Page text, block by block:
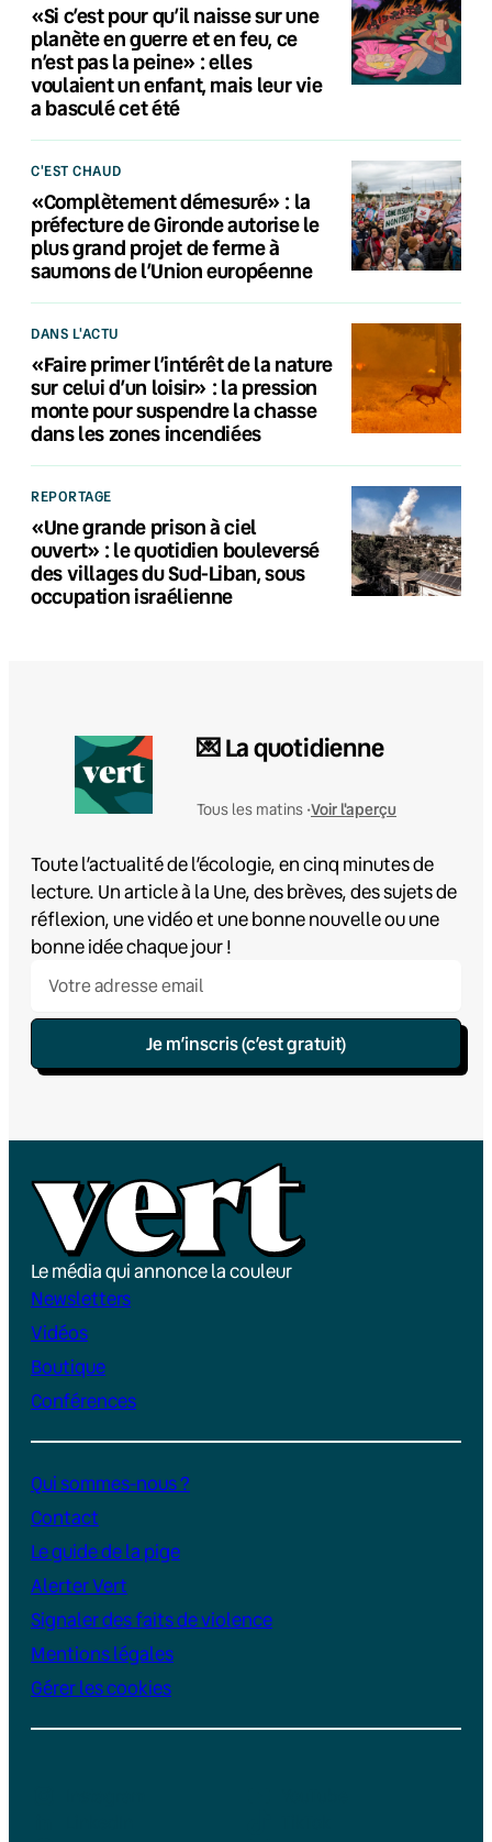
«Si c’est pour qu’il naisse sur une
planète en guerre et en feu, ce
n’est pas la peine» : elles
voulaient un enfant, mais leur vie
a basculé cet été
C'EST CHAUD
«Complètement démesuré» : la
préfecture de Gironde autorise le
plus grand projet de ferme à
saumons de l’Union européenne
DANS L'ACTU
«Faire primer l’intérêt de la nature
sur celui d’un loisir» : la pression
monte pour suspendre la chasse
dans les zones incendiées
REPORTAGE
«Une grande prison à ciel
ouvert» : le quotidien bouleversé
des villages du Sud-Liban, sous
occupation israélienne
💌 La quotidienne
Tous les matins •Voir l'aperçu
Toute l’actualité de l’écologie, en cinq minutes de
lecture. Un article à la Une, des brèves, des sujets de
réflexion, une vidéo et une bonne nouvelle ou une
bonne idée chaque jour !
Je m’inscris (c’est gratuit)
Le média qui annonce la couleur
Newsletters
Vidéos
Boutique
Conférences
Qui sommes-nous ?
Contact
Le guide de la pige
Alerter Vert
Signaler des faits de violence
Mentions légales
Gérer les cookies